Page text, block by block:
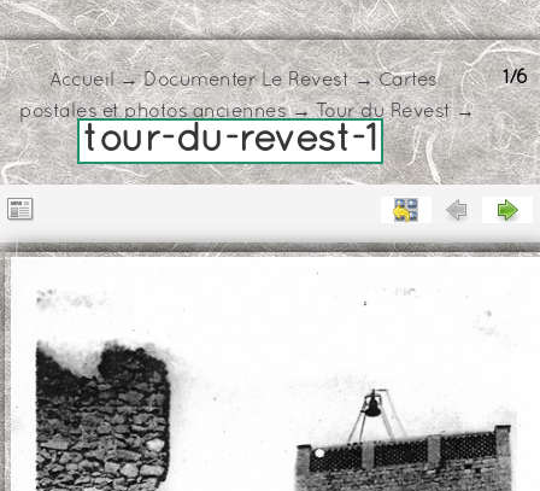
1/6
Accueil→Documenter Le Revest→Cartes
postales et photos anciennes→Tour du Revest→
tour-du-revest-1